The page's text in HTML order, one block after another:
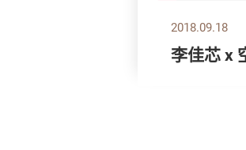
2018.09.18
李佳芯 x